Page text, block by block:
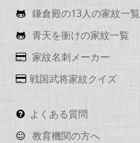
鎌倉殿の13人の家紋一覧
青天を衝けの家紋一覧
家紋名刺メーカー
戦国武将家紋クイズ
よくある質問
教育機関の方へ